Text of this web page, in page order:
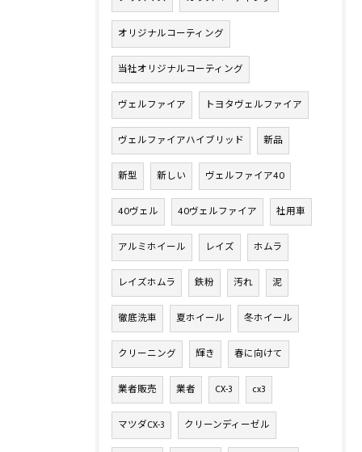
オリジナルコーティング
当社オリジナルコーティング
ヴェルファイア トヨタヴェルファイア
ヴェルファイアハイブリッド 新品
新型 新しい ヴェルファイア40
40ヴェル 40ヴェルファイア 社用車
アルミホイール レイズ ホムラ
レイズホムラ 鉄粉 汚れ 泥
徹底洗車 夏ホイール 冬ホイール
クリーニング 輝き 春に向けて
業者販売 業者 CX-3 cx3
マツダCX-3 クリーンディーゼル